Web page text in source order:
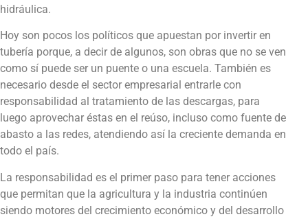
hidráulica.
Hoy son pocos los políticos que apuestan por invertir en
tubería porque, a decir de algunos, son obras que no se ven
como sí puede ser un puente o una escuela. También es
necesario desde el sector empresarial entrarle con
responsabilidad al tratamiento de las descargas, para
luego aprovechar éstas en el reúso, incluso como fuente de
abasto a las redes, atendiendo así la creciente demanda en
todo el país.
La responsabilidad es el primer paso para tener acciones
que permitan que la agricultura y la industria continúen
siendo motores del crecimiento económico y del desarrollo